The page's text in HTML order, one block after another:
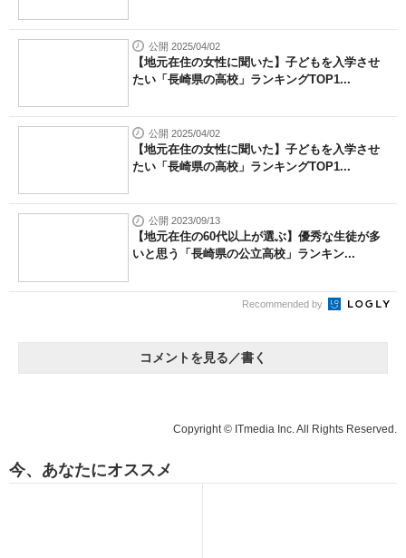
公開 2025/04/02
【地元在住の女性に聞いた】子どもを入学させ
たい「長崎県の高校」ランキングTOP1...
公開 2025/04/02
【地元在住の女性に聞いた】子どもを入学させ
たい「長崎県の高校」ランキングTOP1...
公開 2023/09/13
【地元在住の60代以上が選ぶ】優秀な生徒が多
いと思う「長崎県の公立高校」ランキン...
Recommended by
コメントを見る／書く
Copyright © ITmedia Inc. All Rights Reserved.
今、あなたにオススメ